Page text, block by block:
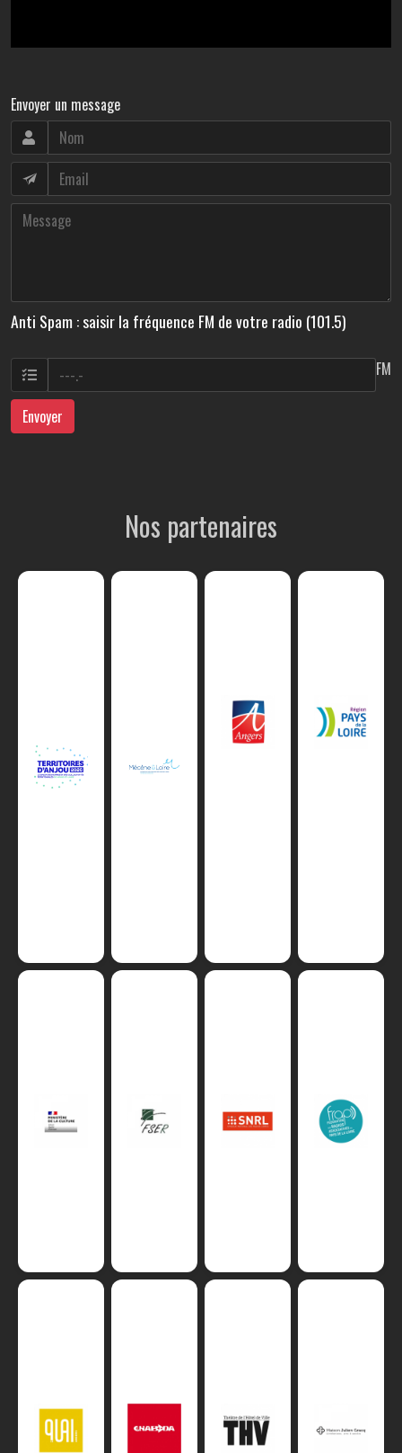
Envoyer un message
Anti Spam : saisir la fréquence FM de votre radio (101.5)
FM
Envoyer
Nos partenaires